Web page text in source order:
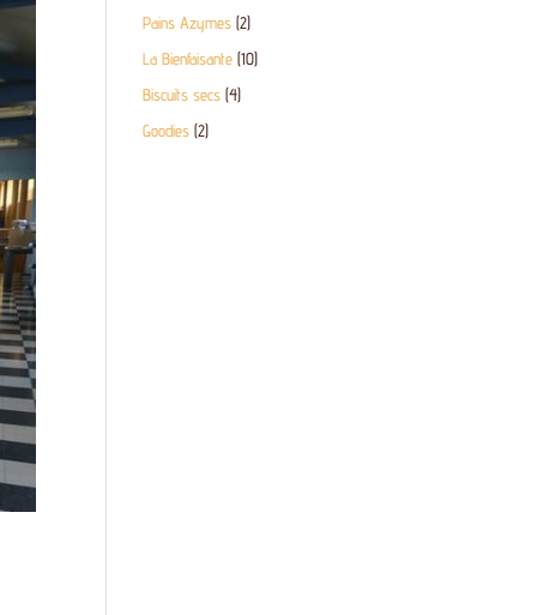
Pains Azymes (2)
La Bienfaisante (10)
Biscuits secs (4)
Goodies (2)